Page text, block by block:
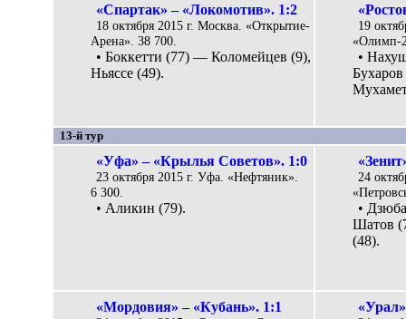
«Спартак» – «Локомотив». 1:2
18 октября 2015 г. Москва. «Открытие-
Арена». 38 700.
• Боккетти (77) — Коломейцев (9),
Ньяссе (49).
19
«Олимп-
•
13-й тур
«Уфа» – «Крылья Советов». 1:0
23 октября 2015 г. Уфа. «Нефтяник».
6 300.
• Аликин (79).
24
•
Шатов
(48).
«Мордовия» – «Кубань». 1:1